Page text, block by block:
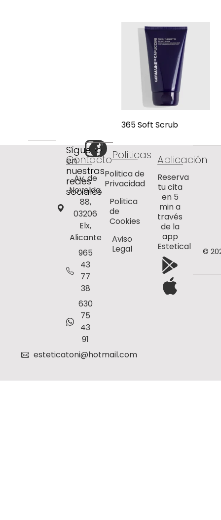
365 Soft Scrub
Síguenos
en
nuestras
redes
sociales
Contacto
Av. de
Novelda,
88,
03206
Elx,
Alicante
965
43
77
38
630
75
43
91
esteticatoni@hotmail.com
Políticas
Politica de
Privacidad
Politica
de
Cookies
Aviso
Legal
Aplicación
Reserva
tu cita
en 5
min a
través
de la
app
Estetical
©